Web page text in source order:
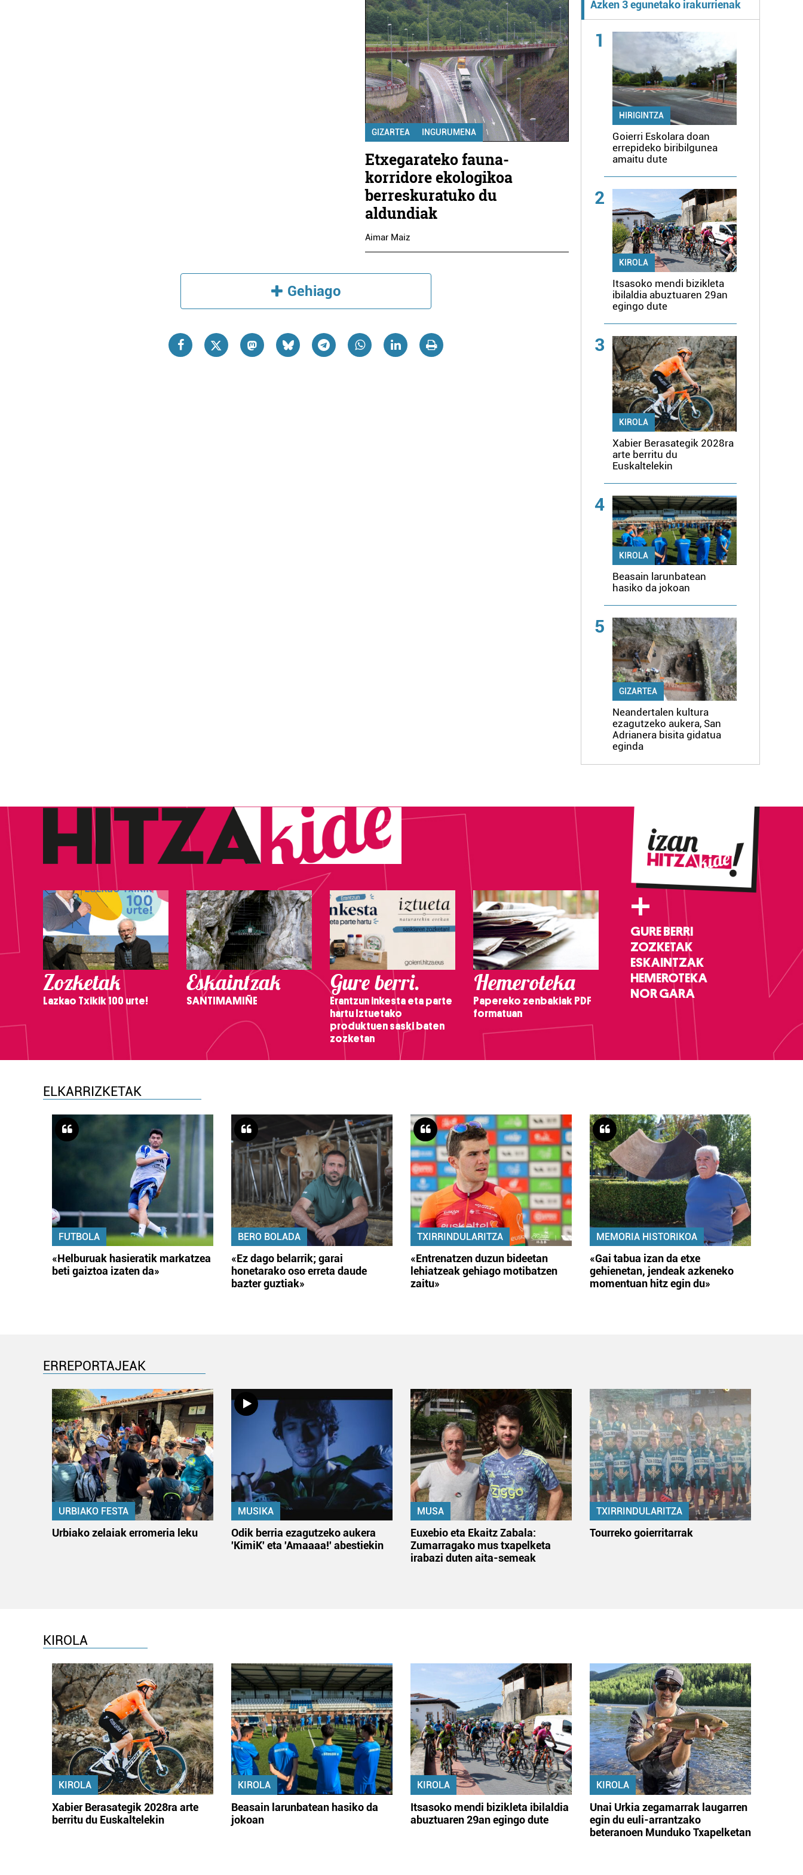
GIZARTEA INGURUMENA
Etxegarateko fauna-
korridore ekologikoa
berreskuratuko du
aldundiak
Aimar Maiz
Gehiago
Azken 3 egunetako irakurrienak
1
HIRIGINTZA
Goierri Eskolara doan
errepideko biribilgunea
amaitu dute
2
KIROLA
Itsasoko mendi bizikleta
ibilaldia abuztuaren 29an
egingo dute
3
KIROLA
Xabier Berasategik 2028ra
arte berritu du
Euskaltelekin
4
KIROLA
Beasain larunbatean
hasiko da jokoan
5
GIZARTEA
Neandertalen kultura
ezagutzeko aukera, San
Adrianera bisita gidatua
eginda
Zozketak
Lazkao Txikik 100 urte!
Eskaintzak
SANTIMAMIÑE
Gure berri.
Erantzun inkesta eta parte
hartu Iztuetako
produktuen saski baten
zozketan
Hemeroteka
Papereko zenbakiak PDF
formatuan
+
GURE BERRI
ZOZKETAK
ESKAINTZAK
HEMEROTEKA
NOR GARA
ELKARRIZKETAK
FUTBOLA
«Helburuak hasieratik markatzea
beti gaiztoa izaten da»
BERO BOLADA
«Ez dago belarrik; garai
honetarako oso erreta daude
bazter guztiak»
TXIRRINDULARITZA
«Entrenatzen duzun bideetan
lehiatzeak gehiago motibatzen
zaitu»
MEMORIA HISTORIKOA
«Gai tabua izan da etxe
gehienetan, jendeak azkeneko
momentuan hitz egin du»
ERREPORTAJEAK
URBIAKO FESTA
Urbiako zelaiak erromeria leku
MUSIKA
Odik berria ezagutzeko aukera
'KimiK' eta 'Amaaaa!' abestiekin
MUSA
Euxebio eta Ekaitz Zabala:
Zumarragako mus txapelketa
irabazi duten aita-semeak
TXIRRINDULARITZA
Tourreko goierritarrak
KIROLA
KIROLA
Xabier Berasategik 2028ra arte
berritu du Euskaltelekin
KIROLA
Beasain larunbatean hasiko da
jokoan
KIROLA
Itsasoko mendi bizikleta ibilaldia
abuztuaren 29an egingo dute
KIROLA
Unai Urkia zegamarrak laugarren
egin du euli-arrantzako
beteranoen Munduko Txapelketan